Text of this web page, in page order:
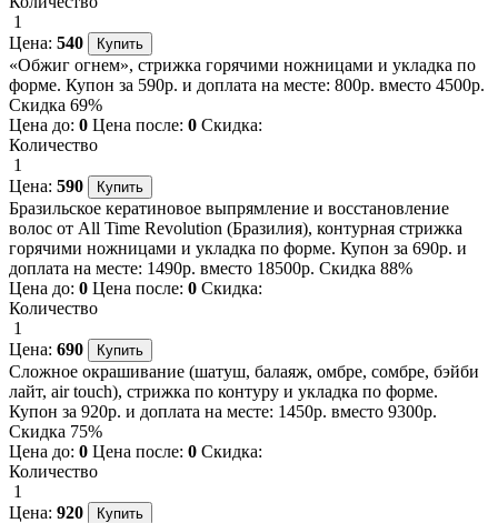
1
Цена: 540
«Обжиг огнем», стрижка горячими ножницами и укладка по
форме. Купон за 590р. и доплата на месте: 800р. вместо 4500р.
Скидка 69%
Цена до: 0 Цена после: 0 Скидка:
Количество
1
Цена: 590
Бразильское кератиновое выпрямление и восстановление
волос от All Time Revolution (Бразилия), контурная стрижка
горячими ножницами и укладка по форме. Купон за 690р. и
доплата на месте: 1490р. вместо 18500р. Скидка 88%
Цена до: 0 Цена после: 0 Скидка:
Количество
1
Цена: 690
Сложное окрашивание (шатуш, балаяж, омбре, сомбре, бэйби
лайт, air touch), стрижка по контуру и укладка по форме.
Купон за 920р. и доплата на месте: 1450р. вместо 9300р.
Скидка 75%
Цена до: 0 Цена после: 0 Скидка:
Количество
1
Цена: 920